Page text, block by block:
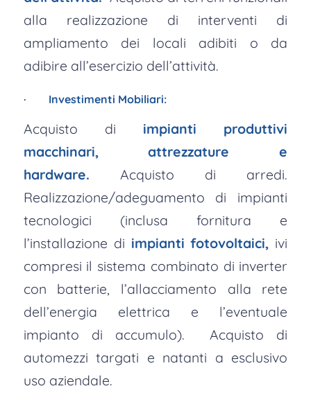
alla realizzazione di interventi di
ampliamento dei locali adibiti o da
adibire all’esercizio dell’attività.
· Investimenti Mobiliari:
Acquisto di impianti produttivi
macchinari, attrezzature e
hardware. Acquisto di arredi.
Realizzazione/adeguamento di impianti
tecnologici (inclusa fornitura e
l’installazione di impianti fotovoltaici, ivi
compresi il sistema combinato di inverter
con batterie, l’allacciamento alla rete
dell’energia elettrica e l’eventuale
impianto di accumulo). Acquisto di
automezzi targati e natanti a esclusivo
uso aziendale.